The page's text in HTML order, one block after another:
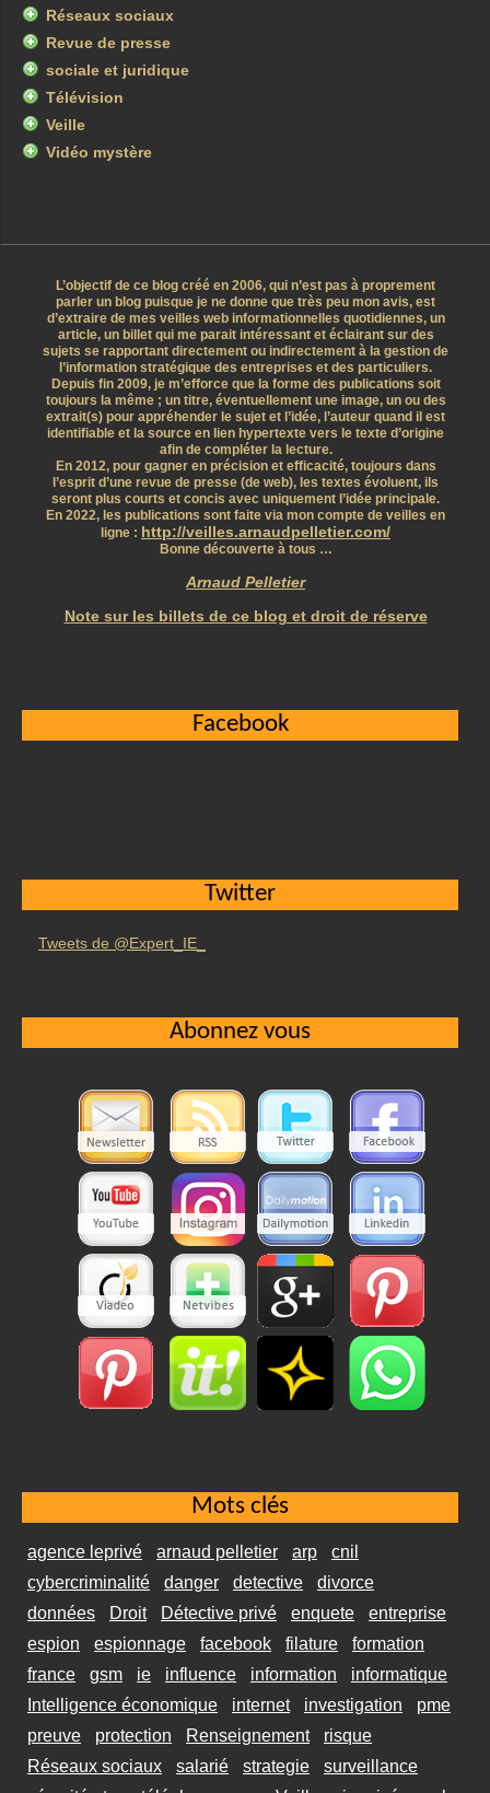
Réseaux sociaux
Revue de presse
sociale et juridique
Télévision
Veille
Vidéo mystère
L’objectif de ce blog créé en 2006, qui n’est pas à proprement
parler un blog puisque je ne donne que très peu mon avis, est
d’extraire de mes veilles web informationnelles quotidiennes, un
article, un billet qui me parait intéressant et éclairant sur des
sujets se rapportant directement ou indirectement à la gestion de
l’information stratégique des entreprises et des particuliers.
Depuis fin 2009, je m’efforce que la forme des publications soit
toujours la même ; un titre, éventuellement une image, un ou des
extrait(s) pour appréhender le sujet et l’idée, l’auteur quand il est
identifiable et la source en lien hypertexte vers le texte d’origine
afin de compléter la lecture.
En 2012, pour gagner en précision et efficacité, toujours dans
l’esprit d’une revue de presse (de web), les textes évoluent, ils
seront plus courts et concis avec uniquement l’idée principale.
En 2022, les publications sont faite via mon compte de veilles en
ligne : http://veilles.arnaudpelletier.com/
Bonne découverte à tous …
Arnaud Pelletier
Note sur les billets de ce blog et droit de réserve
Facebook
Twitter
Tweets de @Expert_IE_
Abonnez vous
Mots clés
agence leprivé arnaud pelletier arp
cnil
cybercriminalité
danger detective
divorce
données
Droit Détective privé enquete
entreprise
espion
espionnage facebook filature
formation
france
gsm ie influence information
informatique
Intelligence économique
internet investigation
pme
preuve
protection Renseignement
risque
Réseaux sociaux
salarié strategie
surveillance